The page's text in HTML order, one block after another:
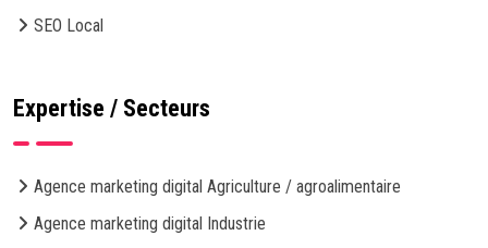
SEO Local
Expertise / Secteurs
Agence marketing digital Agriculture / agroalimentaire
Agence marketing digital Industrie